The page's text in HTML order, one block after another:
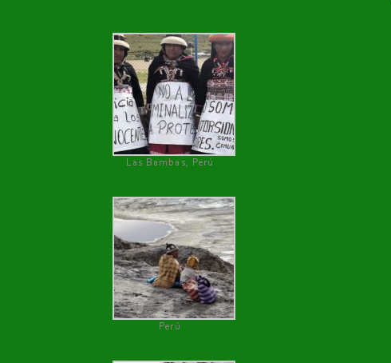
Las Bambas, Perú
Perú